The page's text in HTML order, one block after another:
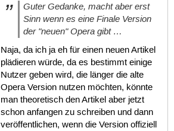
Guter Gedanke, macht aber erst
Sinn wenn es eine Finale Version
der "neuen" Opera gibt …
Naja, da ich ja eh für einen neuen Artikel
plädieren würde, da es bestimmt einige
Nutzer geben wird, die länger die alte
Opera Version nutzen möchten, könnte
man theoretisch den Artikel aber jetzt
schon anfangen zu schreiben und dann
veröffentlichen, wenn die Version offiziell